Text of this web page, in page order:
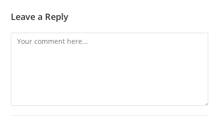
Leave a Reply
Comment